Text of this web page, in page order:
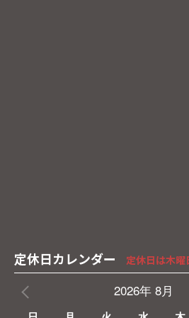
定休日カレンダー 定休日は木曜
2026年 8月